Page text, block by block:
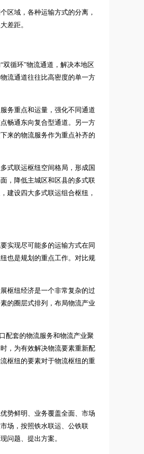
区域，各种运输方式的分离，
差距。
循环”物流通道，解决本地区
流通道往往比高密度的单一方
务重点和运量，强化不同通道
畅通东向复合型通道。另一方
来的物流服务作为重点补齐的
式联运枢纽空间格局，形成国
，降低主城区和区县的多式联
建设四大多式联运组合枢纽，
实现尽可能多的运输方式在同
也是规划的重点工作。对比规
枢纽经济是一个非常复杂的过
的圈层式排列，布局物流产业
配套的物流服务和物流产业聚
，为有效解决物流要素重新配
枢纽的要素对于物流枢纽的重
势鲜明、业务覆盖全面、市场
场，按照铁水联运、公铁联
问题、提出方案。